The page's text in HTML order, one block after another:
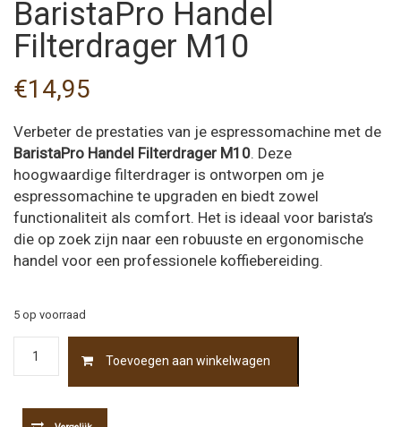
BaristaPro Handel
Filterdrager M10
€14,95
Verbeter de prestaties van je espressomachine met de
BaristaPro Handel Filterdrager M10. Deze
hoogwaardige filterdrager is ontworpen om je
espressomachine te upgraden en biedt zowel
functionaliteit als comfort. Het is ideaal voor barista’s
die op zoek zijn naar een robuuste en ergonomische
handel voor een professionele koffiebereiding.
5 op voorraad
Handel
Filterdrager
Toevoegen aan winkelwagen